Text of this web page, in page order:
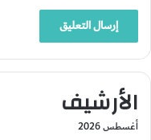
الأرشيف
أغسطس 2026